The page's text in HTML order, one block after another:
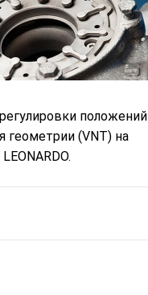
положений
геометрии (VNT) на